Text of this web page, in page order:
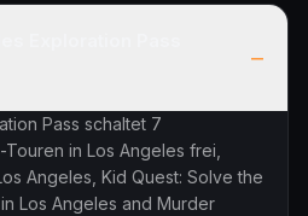
–
Pass schaltet 7
in Los Angeles frei,
Angeles, Kid Quest: Solve the
Los Angeles and Murder